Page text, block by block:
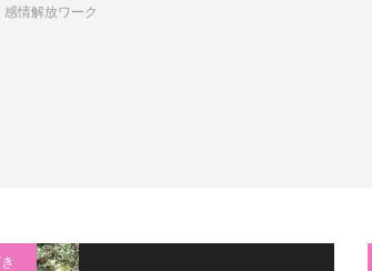
様に感服する立派な人もいれば、
感情解放ワーク